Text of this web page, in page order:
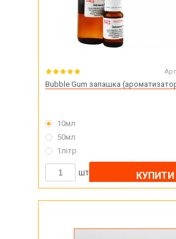
Bubble Gum запашка
10мл
50мл
1літр
шт КУПИТИ